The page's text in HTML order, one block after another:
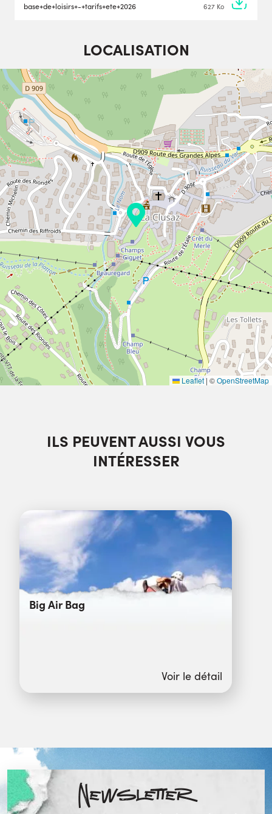
base+de+loisirs+-+tarifs+ete+2026 627 Ko
LOCALISATION
Leaflet | ©OpenStreetMap
ILS PEUVENT AUSSI VOUS
INTÉRESSER
Big Air Bag
Voir le détail
Newsletter